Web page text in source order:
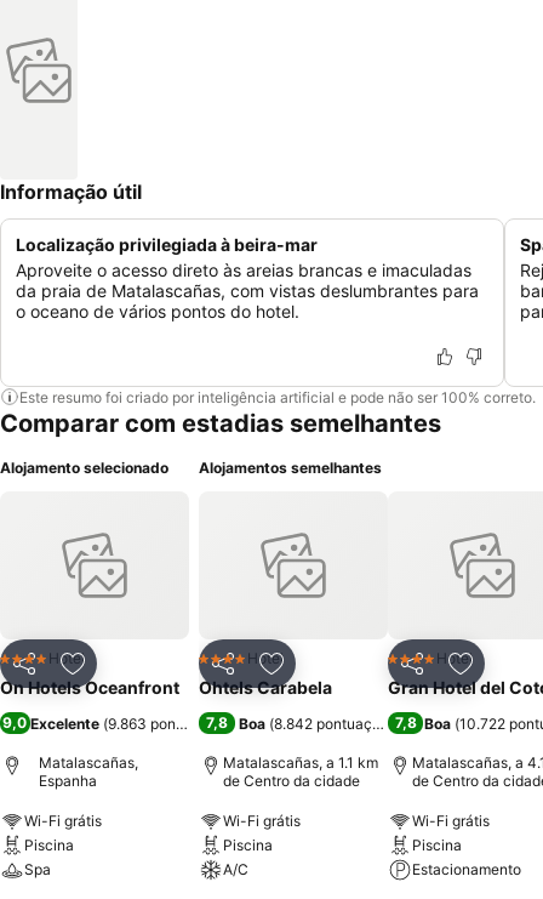
Informação útil
Localização privilegiada à beira-mar
Aproveite o acesso direto às areias brancas e imaculadas
da praia de Matalascañas, com vistas deslumbrantes para
o oceano de vários pontos do hotel.
Este resumo foi criado por inteligência artificial e pode não ser 100% correto.
Comparar com estadias semelhantes
Alojamento selecionado
PartilharAdicionar aos favoritos
4 EstrelasHotel
On Hotels Oceanfront
9,0 Excelente (9.863 pontuações )
Matalascañas,
Espanha
Wi-Fi grátis
Piscina
Spa
Alojamentos semelhantes
PartilharAdicionar aos favoritos
4 EstrelasHotel
Ohtels Carabela
7,8 Boa (8.842 pontuações)
Matalascañas, a 1.1 km
de Centro da cidade
Wi-Fi grátis
Piscina
A/C
Partilhar
4 EstrelasHotel
Gran Hotel del
7,8 Boa (10.722
Matalascañas, a
de Centro da
Wi-Fi grátis
Piscina
Estacionamento